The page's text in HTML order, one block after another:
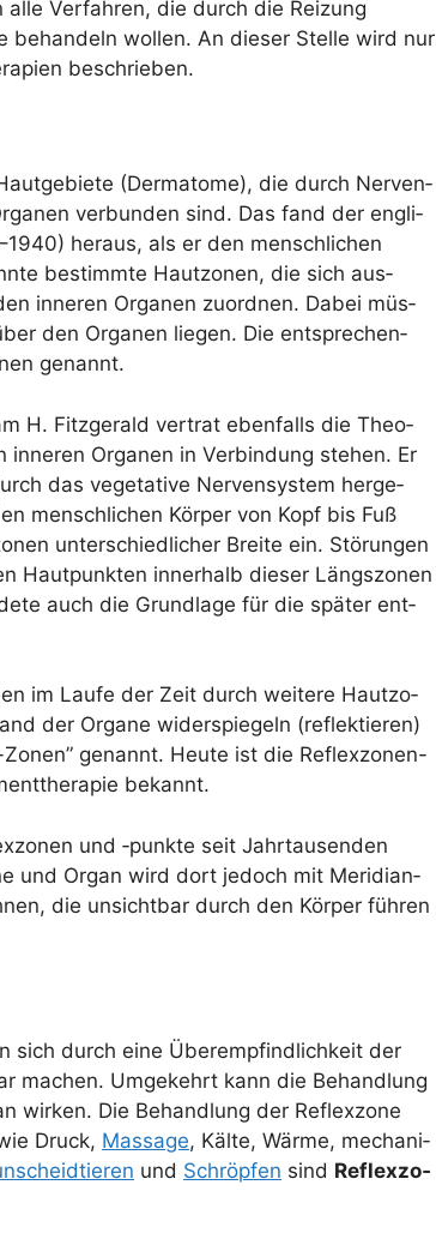
Ver­fah­ren, die durch die Rei­zung
behan­deln wol­len. An die­ser Stel­le wird nur
beschrieben.
(Der­mato­me), die durch Ner­ven­
ver­bun­den sind. Das fand der eng­li­
her­aus, als er den mensch­li­chen
bestimm­te Haut­zo­nen, die sich aus­
inne­ren Orga­nen zuord­nen. Dabei müs­
den Orga­nen lie­gen. Die ent­spre­chen­
genannt.
H. Fitz­ge­rald ver­trat eben­falls die Theo­
Orga­nen in Ver­bin­dung ste­hen. Er
das vege­ta­ti­ve Ner­ven­sys­tem her­ge­
mensch­li­chen Kör­per von Kopf bis Fuß
unter­schied­li­cher Brei­te ein. Stö­run­gen
Haut­punk­ten inner­halb die­ser Längs­zo­nen
auch die Grund­la­ge für die spä­ter ent­
im Lau­fe der Zeit durch wei­te­re Haut­zo­
der Orga­ne wider­spie­geln (reflek­tie­ren)
genannt. Heu­te ist die Reflex­zo­nen-
bekannt.
und ‑punk­te seit Jahr­tau­sen­den
und Organ wird dort jedoch mit Meri­dian­
die unsicht­bar durch den Kör­per füh­ren
sich durch eine Über­emp­find­lich­keit der
machen. Umge­kehrt kann die Behand­lung
wir­ken. Die Behand­lung der Reflex­zo­ne
Druck, Mas­sa­ge, Käl­te, Wär­me, mecha­ni­
und Schröp­fen sind Reflex­zo­